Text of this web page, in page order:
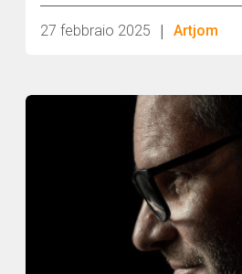
relazioni personali e sulla
27 febbraio 2025 | Artjom